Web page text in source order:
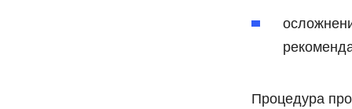
Процедура